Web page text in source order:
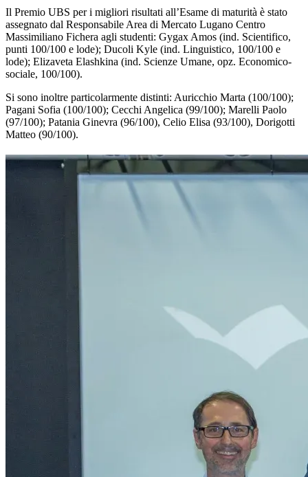
Il Premio UBS per i migliori risultati all’Esame di maturità è stato
assegnato dal Responsabile Area di Mercato Lugano Centro
Massimiliano Fichera agli studenti: Gygax Amos (ind. Scientifico,
punti 100/100 e lode); Ducoli Kyle (ind. Linguistico, 100/100 e
lode); Elizaveta Elashkina (ind. Scienze Umane, opz. Economico-
sociale, 100/100).
Si sono inoltre particolarmente distinti: Auricchio Marta (100/100);
Pagani Sofia (100/100); Cecchi Angelica (99/100); Marelli Paolo
(97/100); Patania Ginevra (96/100), Celio Elisa (93/100), Dorigotti
Matteo (90/100).